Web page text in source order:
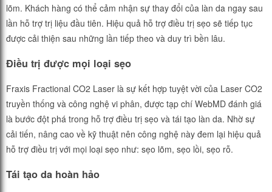
lõm. Khách hàng có thể cảm nhận sự thay đổi của làn da ngay sau
lần hỗ trợ trị liệu đầu tiên. Hiệu quả hỗ trợ điều trị sẹo sẽ tiếp tục
được cải thiện sau những lần tiếp theo và duy trì bền lâu.
Điều trị được mọi loại sẹo
Fraxis Fractional CO2 Laser là sự kết hợp tuyệt vời của Laser CO2
truyền thống và công nghệ vi phân, được tạp chí WebMD đánh giá
là bước đột phá trong hỗ trợ điều trị sẹo và tái tạo làn da. Nhờ sự
cải tiến, nâng cao về kỹ thuật nên công nghệ này đem lại hiệu quả
hỗ trợ điều trị với mọi loại sẹo như: sẹo lõm, sẹo lồi, sẹo rỗ.
Tái tạo da hoàn hảo